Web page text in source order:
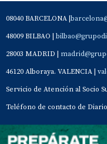
08040 BARCELONA |
48009 BILBAO |
28003 MADRID |
46120 Alboraya. VALENCIA |
Servicio de Atención al Socio
Teléfono de contacto de Diario
Contacto Aviso Legal